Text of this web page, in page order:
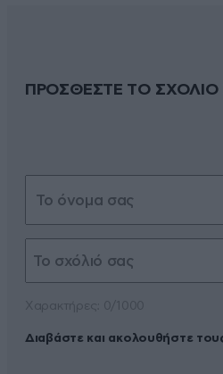
ΠΡΟΣΘΕΣΤΕ ΤΟ ΣΧΟΛΙΟ
Διαβάστε και ακολουθήστε